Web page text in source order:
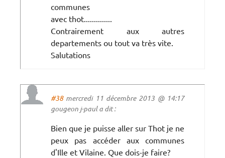
communes
avec thot..............
Contrairement aux autres
departements ou tout va très vite.
Salutations
#38mercredi 11 décembre 2013 @ 14:17
gougeon j-paul a dit :
Bien que je puisse aller sur Thot je ne
peux pas accéder aux communes
d'Ille et Vilaine. Que dois-je faire?